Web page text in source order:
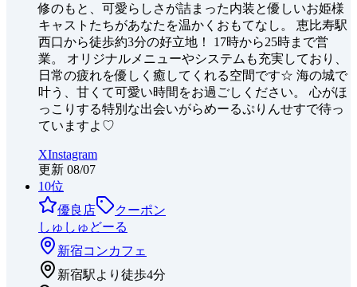
修のもと、可愛らしさが詰まった内装と優しいお姫様
キャストたちがあなたを温かくおもてなし。 恵比寿駅
西口から徒歩約3分の好立地！ 17時から25時まで営
業。 オリジナルメニューやシステムも充実しており、
日常の疲れを優しく癒してくれる空間です☆ 海の城で
叶う、甘くて可愛い時間をお過ごしください。 心がほ
っこりする特別な出会いがらめーるぷりんせすで待っ
ていますよ♡
XInstagram
更新 08/07
10位
優良店
クーポン
しゅしゅどーる
新宿コンカフェ
新宿駅より徒歩4分